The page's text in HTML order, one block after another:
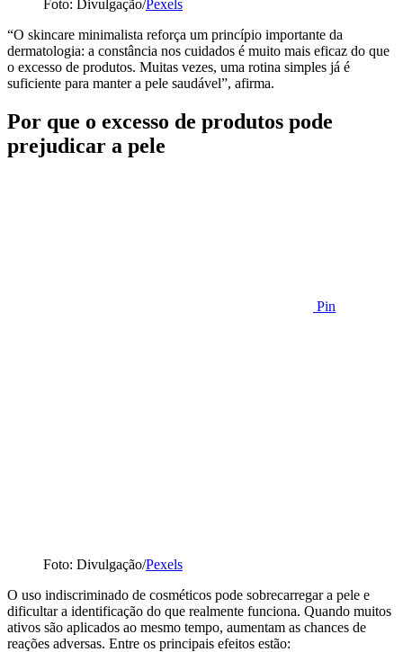
Foto: Divulgação/Pexels
“O skincare minimalista reforça um princípio importante da
dermatologia: a constância nos cuidados é muito mais eficaz do que
o excesso de produtos. Muitas vezes, uma rotina simples já é
suficiente para manter a pele saudável”, afirma.
Por que o excesso de produtos pode
prejudicar a pele
Pin
Foto: Divulgação/Pexels
O uso indiscriminado de cosméticos pode sobrecarregar a pele e
dificultar a identificação do que realmente funciona. Quando muitos
ativos são aplicados ao mesmo tempo, aumentam as chances de
reações adversas. Entre os principais efeitos estão: